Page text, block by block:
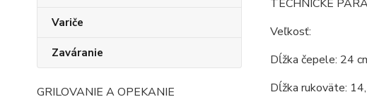
Variče
Zaváranie
GRILOVANIE A OPEKANIE
TECHNICKÉ
Veľkosť:
Dĺžka čepele: 24
Dĺžka rukoväte: